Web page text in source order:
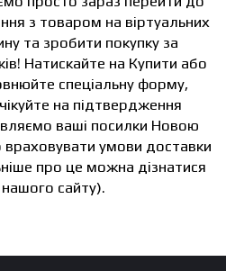
з товаром на віртуальних
та зробити покупку за
Натискайте на Купити або
спеціальну форму,
на підтвердження
ваші посилки Новою
умови доставки
про це можна дізнатися
нашого сайту).